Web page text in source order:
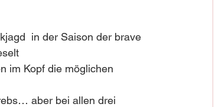
in der Saison der brave
im Kopf die möglichen
aber bei allen drei